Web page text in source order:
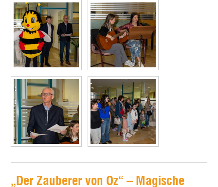
„Der Zauberer von Oz“ – Magische